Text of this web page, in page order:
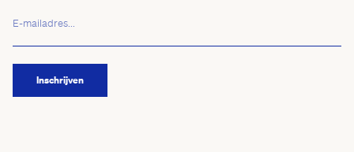
mailadres...
Inschrijven